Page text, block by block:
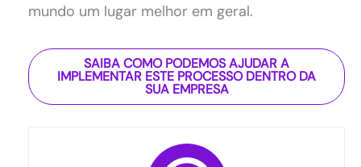
mundo um lugar melhor em geral.
SAIBA COMO PODEMOS AJUDAR A
IMPLEMENTAR ESTE PROCESSO DENTRO DA
SUA EMPRESA